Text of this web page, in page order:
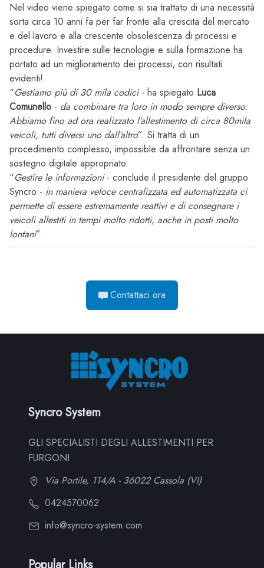
Nel video viene spiegato come si sia trattato di una necessità
sorta circa 10 anni fa per far fronte alla crescita del mercato
e del lavoro e alla crescente obsolescenza di processi e
procedure. Investire sulle tecnologie e sulla formazione ha
portato ad un miglioramento dei processi, con risultati
evidenti!
“Gestiamo più di 30 mila codici- ha spiegato Luca
Comunello - da combinare tra loro in modo sempre diverso.
Abbiamo fino ad ora realizzato l’allestimento di circa 80mila
veicoli, tutti diversi uno dall’altro”. Si tratta di un
procedimento complesso, impossible da affrontare senza un
sostegno digitale appropriato.
“Gestire le informazioni- conclude il presidente del gruppo
Syncro - in maniera veloce centralizzata ed automatizzata ci
permette di essere estremamente reattivi e di consegnare i
veicoli allestiti in tempi molto ridotti, anche in posti molto
lontani”.
Contattaci ora
Syncro System
GLI SPECIALISTI DEGLI ALLESTIMENTI PER
FURGONI
Via Portile, 114/A - 36022 Cassola (VI)
0424570062
info@syncro-system.com